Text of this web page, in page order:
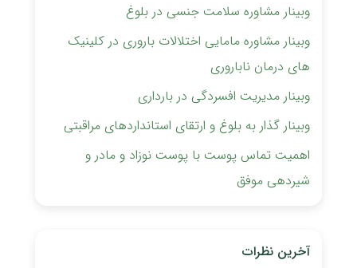
وبینار مشاوره سلامت جنسی در بلوغ
وبینار مشاوره مامایی اختلالات باروری ‏در کلینیک
های درمان ناباروری
وبینار مدیریت افسردگی در بارداری
وبینار گذار به بلوغ و ارتقای استانداردهای مراقبتی
اهمیت تماس پوست با پوست نوزاد و مادر و
شیردهی موفق
آخرین نظرات